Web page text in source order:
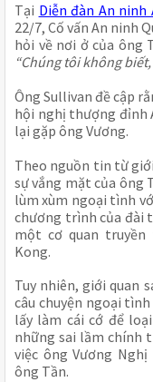
Tại Diễn đàn An ninh
22/7, Cố vấn An ninh
hỏi về nơi ở của ông
“Chúng tôi không
Ông Sullivan đề cập
hội nghị thượng đỉnh
lại gặp ông Vương.
Theo nguồn tin từ
sự vắng mặt của ông
lùm xùm ngoại tình
chương trình của đài
một cơ quan truyền
Kong.
Tuy nhiên, giới quan
câu chuyện ngoại
lấy làm cái cớ để
những sai lầm chính
việc ông Vương
ông Tần.